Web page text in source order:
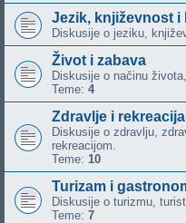
Jezik, književnost i
Diskusije o jeziku,
Život i zabava
Diskusije o načinu
Teme: 4
Zdravlje i rekreacija
Diskusije o zdravlju,
rekreacijom.
Teme: 10
Turizam i
Diskusije o turizmu,
Teme: 7